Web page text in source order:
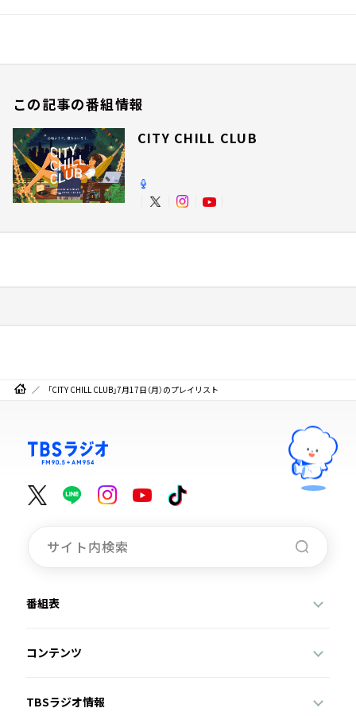
この記事の番組情報
CITY CHILL CLUB
「CITY CHILL CLUB」7月17日（月）のプレイリスト
番組表
コンテンツ
TBSラジオ情報